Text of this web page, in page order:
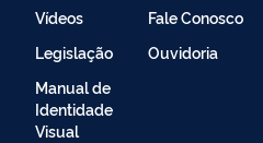
Vídeos
Legislação
Manual de
Identidade
Visual
Fale Conosco
Ouvidoria